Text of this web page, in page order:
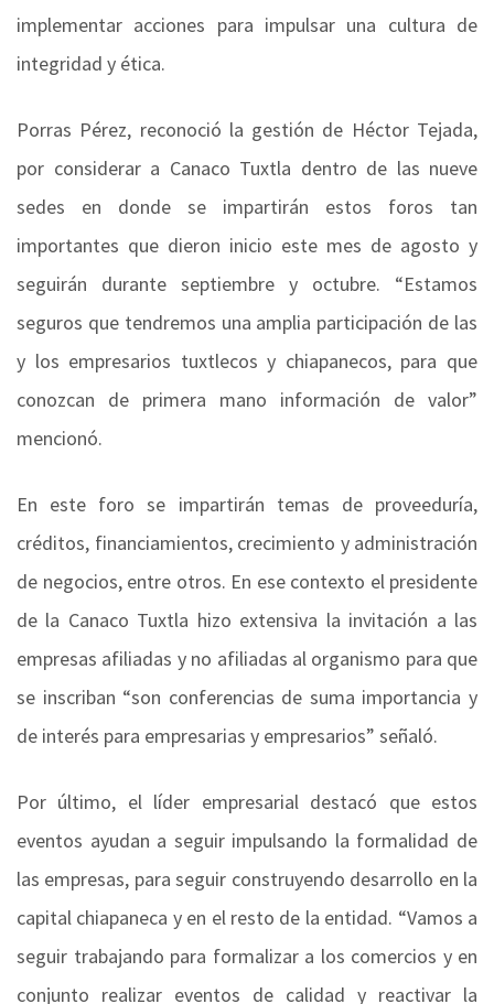
implementar acciones para impulsar una cultura de
integridad y ética.
Porras Pérez, reconoció la gestión de Héctor Tejada,
por considerar a Canaco Tuxtla dentro de las nueve
sedes en donde se impartirán estos foros tan
importantes que dieron inicio este mes de agosto y
seguirán durante septiembre y octubre. “Estamos
seguros que tendremos una amplia participación de las
y los empresarios tuxtlecos y chiapanecos, para que
conozcan de primera mano información de valor”
mencionó.
En este foro se impartirán temas de proveeduría,
créditos, financiamientos, crecimiento y administración
de negocios, entre otros. En ese contexto el presidente
de la Canaco Tuxtla hizo extensiva la invitación a las
empresas afiliadas y no afiliadas al organismo para que
se inscriban “son conferencias de suma importancia y
de interés para empresarias y empresarios” señaló.
Por último, el líder empresarial destacó que estos
eventos ayudan a seguir impulsando la formalidad de
las empresas, para seguir construyendo desarrollo en la
capital chiapaneca y en el resto de la entidad. “Vamos a
seguir trabajando para formalizar a los comercios y en
conjunto realizar eventos de calidad y reactivar la